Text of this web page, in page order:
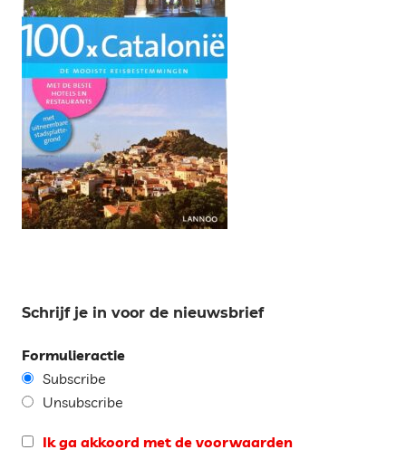
Schrijf je in voor de nieuwsbrief
Formulieractie
Subscribe
Unsubscribe
Ik ga akkoord met de voorwaarden